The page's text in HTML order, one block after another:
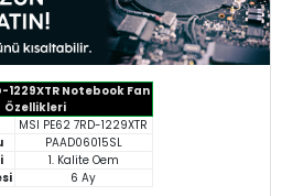
1229XTR Notebook Fan
Özellikleri
MSI PE62 7RD-1229XTR
PAAD06015SL
1. Kalite Oem
6 Ay